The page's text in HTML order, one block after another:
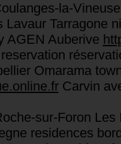
la-
Lavaur Tarragone
AGEN Auberive
Omarama
Carvin
sur-Foron
residences